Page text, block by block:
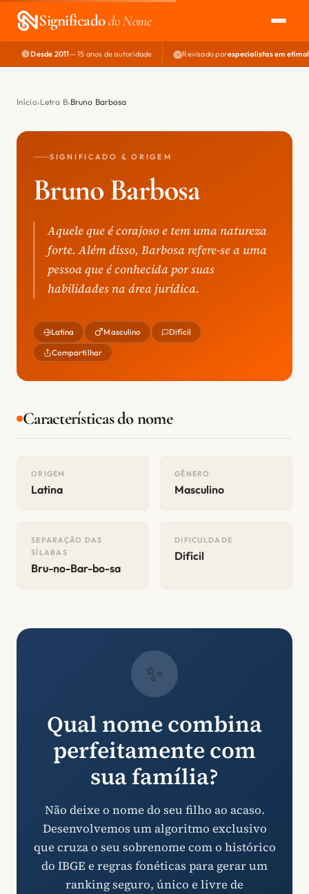
Significadodo Nome
EXPLORAR
NOME PERFEITO
Desde 2011— 15 anos de autoridade Revisado porespecialistas em
Início Letra B Bruno Barbosa
SIGNIFICADO & ORIGEM
Bruno Barbosa
Aquele que é corajoso e tem uma natureza
forte. Além disso, Barbosa refere-se a uma
pessoa que é conhecida por suas
habilidades na área jurídica.
Latina Masculino Difícil
Compartilhar
Características do nome
ORIGEM
Latina
GÊNERO
Masculino
SEPARAÇÃO DAS
SÍLABAS
Bru-no-Bar-bo-sa
DIFICULDADE
Difícil
✨
Qual nome combina
perfeitamente com
sua família?
Não deixe o nome do seu filho ao acaso.
Desenvolvemos um algoritmo exclusivo
que cruza o seu sobrenome com o histórico
do IBGE e regras fonéticas para gerar um
ranking seguro, único e livre de